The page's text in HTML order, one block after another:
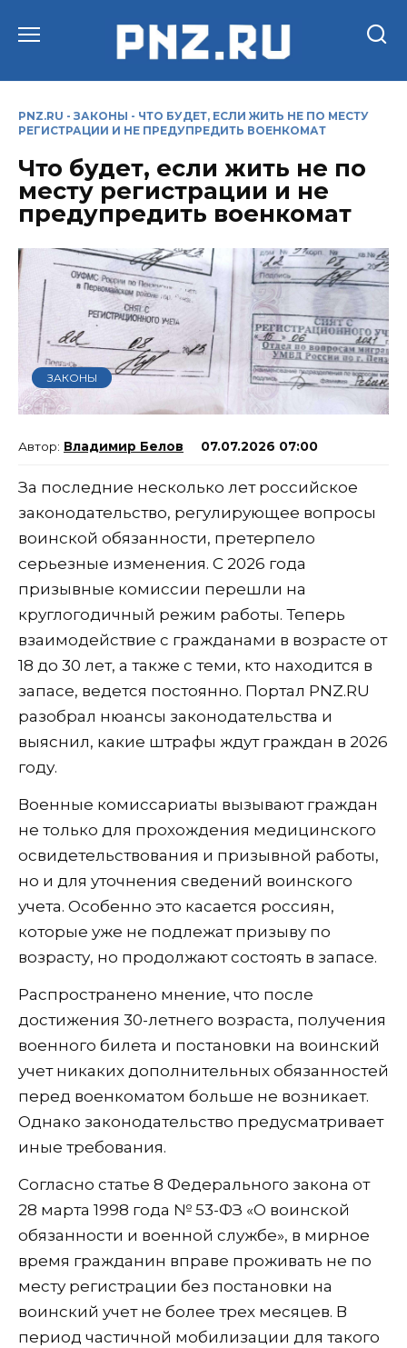
PNZ.RU - ЗАКОНЫ - ЧТО БУДЕТ, ЕСЛИ ЖИТЬ НЕ ПО МЕСТУ
РЕГИСТРАЦИИ И НЕ ПРЕДУПРЕДИТЬ ВОЕНКОМАТ
Что будет, если жить не по
месту регистрации и не
предупредить военкомат
ЗАКОНЫ
Владимир Белов 07.07.2026 07:00
За последние несколько лет российское
законодательство, регулирующее вопросы
воинской обязанности, претерпело
серьезные изменения. С 2026 года
призывные комиссии перешли на
круглогодичный режим работы. Теперь
взаимодействие с гражданами в возрасте от
18 до 30 лет, а также с теми, кто находится в
запасе, ведется постоянно. Портал PNZ.RU
разобрал нюансы законодательства и
выяснил, какие штрафы ждут граждан в 2026
году.
Военные комиссариаты вызывают граждан
не только для прохождения медицинского
освидетельствования и призывной работы,
но и для уточнения сведений воинского
учета. Особенно это касается россиян,
которые уже не подлежат призыву по
возрасту, но продолжают состоять в запасе.
Распространено мнение, что после
достижения 30-летнего возраста, получения
военного билета и постановки на воинский
учет никаких дополнительных обязанностей
перед военкоматом больше не возникает.
Однако законодательство предусматривает
иные требования.
Согласно статье 8 Федерального закона от
28 марта 1998 года № 53-ФЗ «О воинской
обязанности и военной службе», в мирное
время гражданин вправе проживать не по
месту регистрации без постановки на
воинский учет не более трех месяцев. В
период частичной мобилизации для такого